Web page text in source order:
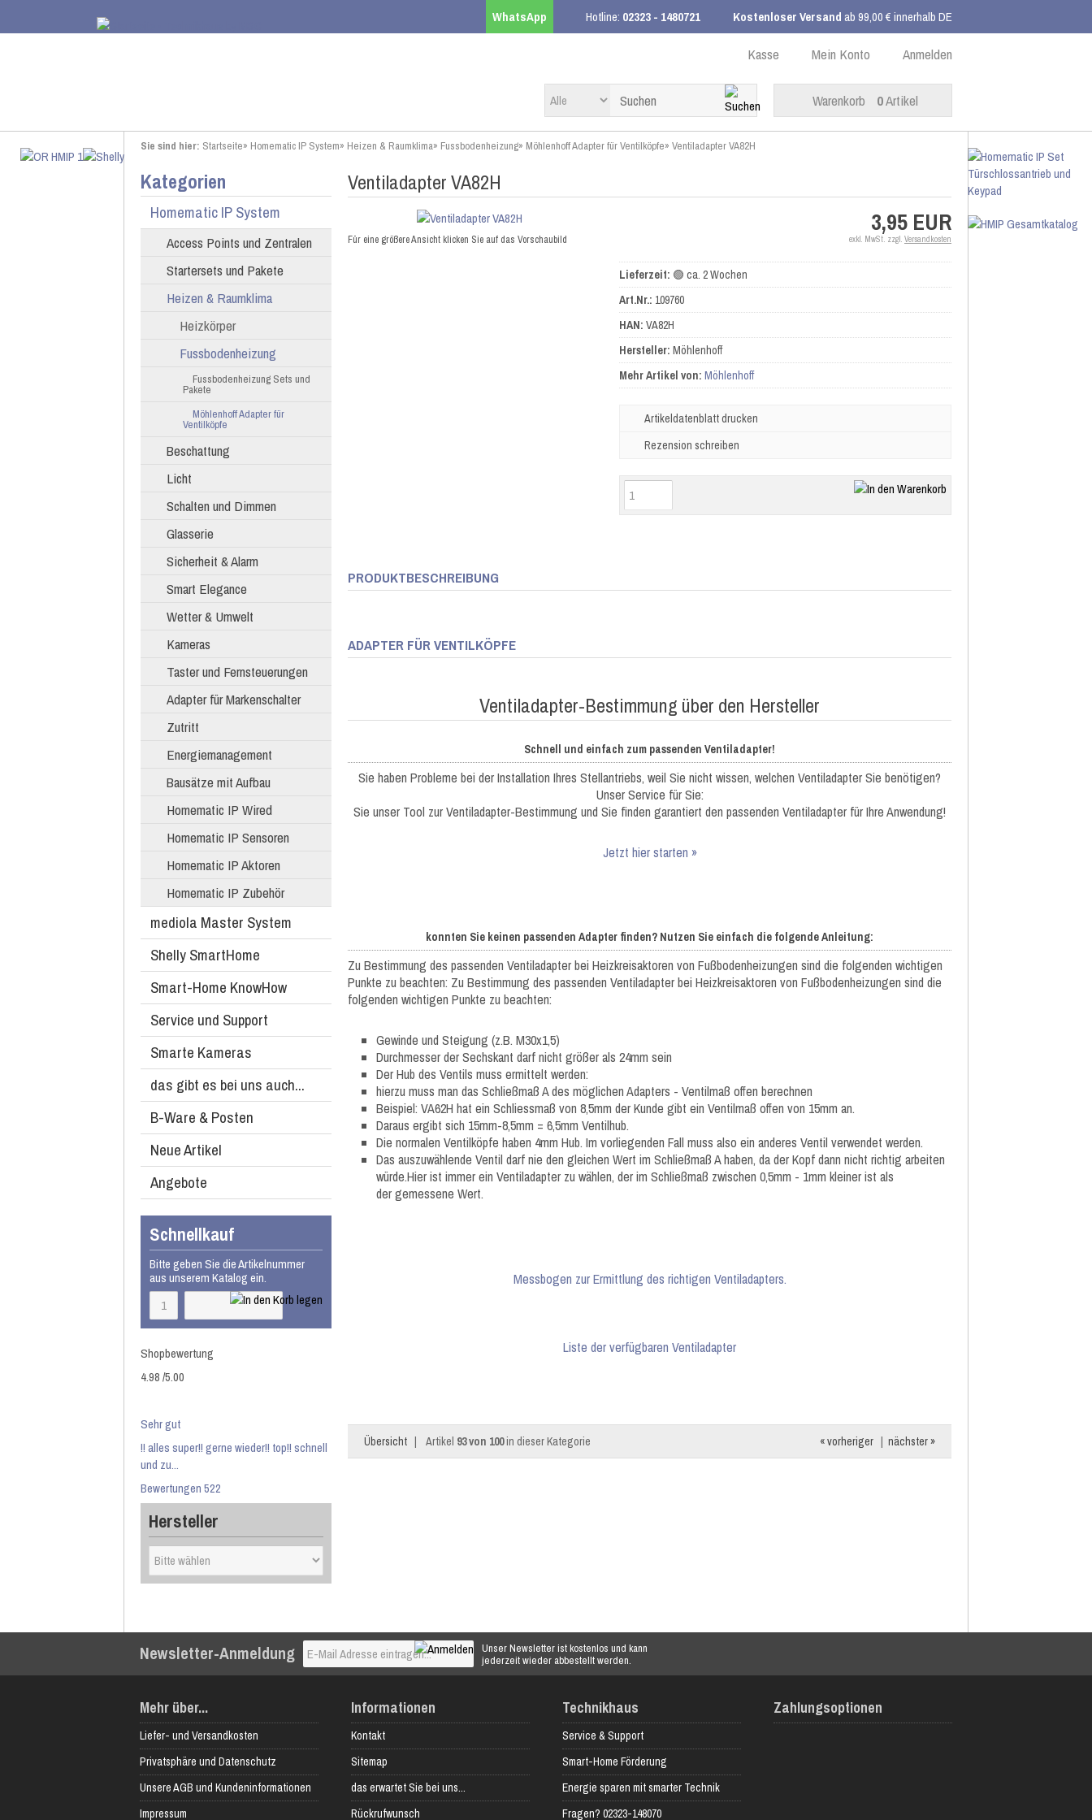
WhatsApp Hotline: 02323 - 1480721 Kostenloser Versandab 99,00 € innerhalb DE
Anmelden
Mein Konto
Kasse
Warenkorb 0Artikel
Sie sind hier: Startseite» Homematic IP System» Heizen & Raumklima» Fussbodenheizung» Möhlenhoff Adapter für Ventilköpfe» Ventiladapter VA82H
Kategorien
Homematic IP System
Access Points und Zentralen
Startersets und Pakete
Heizen & Raumklima
Heizkörper
Fussbodenheizung
Fussbodenheizung Sets und
Pakete
Möhlenhoff Adapter für
Ventilköpfe
Beschattung
Licht
Schalten und Dimmen
Glasserie
Sicherheit & Alarm
Smart Elegance
Wetter & Umwelt
Kameras
Taster und Fernsteuerungen
Adapter für Markenschalter
Zutritt
Energiemanagement
Bausätze mit Aufbau
Homematic IP Wired
Homematic IP Sensoren
Homematic IP Aktoren
Homematic IP Zubehör
mediola Master System
Shelly SmartHome
Smart-Home KnowHow
Service und Support
Smarte Kameras
das gibt es bei uns auch...
B-Ware & Posten
Neue Artikel
Angebote
Schnellkauf
Bitte geben Sie die Artikelnummer
aus unserem Katalog ein.
Shopbewertung
4.98/5.00
Sehr gut
!! alles super!! gerne wieder!! top!! schnell
und zu...
Bewertungen 522
Hersteller
Ventiladapter VA82H
Für eine größere Ansicht klicken Sie auf das Vorschaubild
3,95 EUR
exkl. MwSt. zzgl. Versandkosten
Lieferzeit: 🟢 ca. 2 Wochen
Art.Nr.: 109760
HAN: VA82H
Hersteller: Möhlenhoff
Mehr Artikel von: Möhlenhoff
Artikeldatenblatt drucken
Rezension schreiben
PRODUKTBESCHREIBUNG
ADAPTER FÜR VENTILKÖPFE
Ventiladapter-Bestimmung über den Hersteller
Schnell und einfach zum passenden Ventiladapter!
Sie haben Probleme bei der Installation Ihres Stellantriebs, weil Sie nicht wissen, welchen Ventiladapter Sie benötigen?
Unser Service für Sie:
Sie unser Tool zur Ventiladapter-Bestimmung und Sie finden garantiert den passenden Ventiladapter für Ihre Anwendung!
Jetzt hier starten »
konnten Sie keinen passenden Adapter finden? Nutzen Sie einfach die folgende Anleitung:
Zu Bestimmung des passenden Ventiladapter bei Heizkreisaktoren von Fußbodenheizungen sind die folgenden wichtigen
Punkte zu beachten: Zu Bestimmung des passenden Ventiladapter bei Heizkreisaktoren von Fußbodenheizungen sind die
folgenden wichtigen Punkte zu beachten:
Gewinde und Steigung (z.B. M30x1,5)
Durchmesser der Sechskant darf nicht größer als 24mm sein
Der Hub des Ventils muss ermittelt werden:
hierzu muss man das Schließmaß A des möglichen Adapters - Ventilmaß offen berechnen
Beispiel: VA62H hat ein Schliessmaß von 8,5mm der Kunde gibt ein Ventilmaß offen von 15mm an.
Daraus ergibt sich 15mm-8,5mm = 6,5mm Ventilhub.
Die normalen Ventilköpfe haben 4mm Hub. Im vorliegenden Fall muss also ein anderes Ventil verwendet werden.
Das auszuwählende Ventil darf nie den gleichen Wert im Schließmaß A haben, da der Kopf dann nicht richtig arbeiten
würde.Hier ist immer ein Ventiladapter zu wählen, der im Schließmaß zwischen 0,5mm - 1mm kleiner ist als
der gemessene Wert.
Messbogen zur Ermittlung des richtigen Ventiladapters.
Liste der verfügbaren Ventiladapter
Übersicht | Artikel 93 von 100in dieser Kategorie « vorheriger | nächster »
Newsletter-Anmeldung
Unser Newsletter ist kostenlos und kann
jederzeit wieder abbestellt werden.
Mehr über...
Liefer- und Versandkosten
Privatsphäre und Datenschutz
Unsere AGB und Kundeninformationen
Impressum
Informationen
Kontakt
Sitemap
das erwartet Sie bei uns...
Rückrufwunsch
Technikhaus
Service & Support
Smart-Home Förderung
Energie sparen mit smarter Technik
Fragen? 02323-148070
Zahlungsoptionen